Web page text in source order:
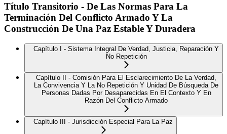
Título Transitorio - De Las Normas Para La
Terminación Del Conflicto Armado Y La
Construcción De Una Paz Estable Y Duradera
Capítulo I - Sistema Integral De Verdad, Justicia, Reparación Y
No Repetición
Capítulo II - Comisión Para El Esclarecimiento De La Verdad,
La Convivencia Y La No Repetición Y Unidad De Búsqueda De
Personas Dadas Por Desaparecidas En El Contexto Y En
Razón Del Conflicto Armado
Capítulo III - Jurisdicción Especial Para La Paz